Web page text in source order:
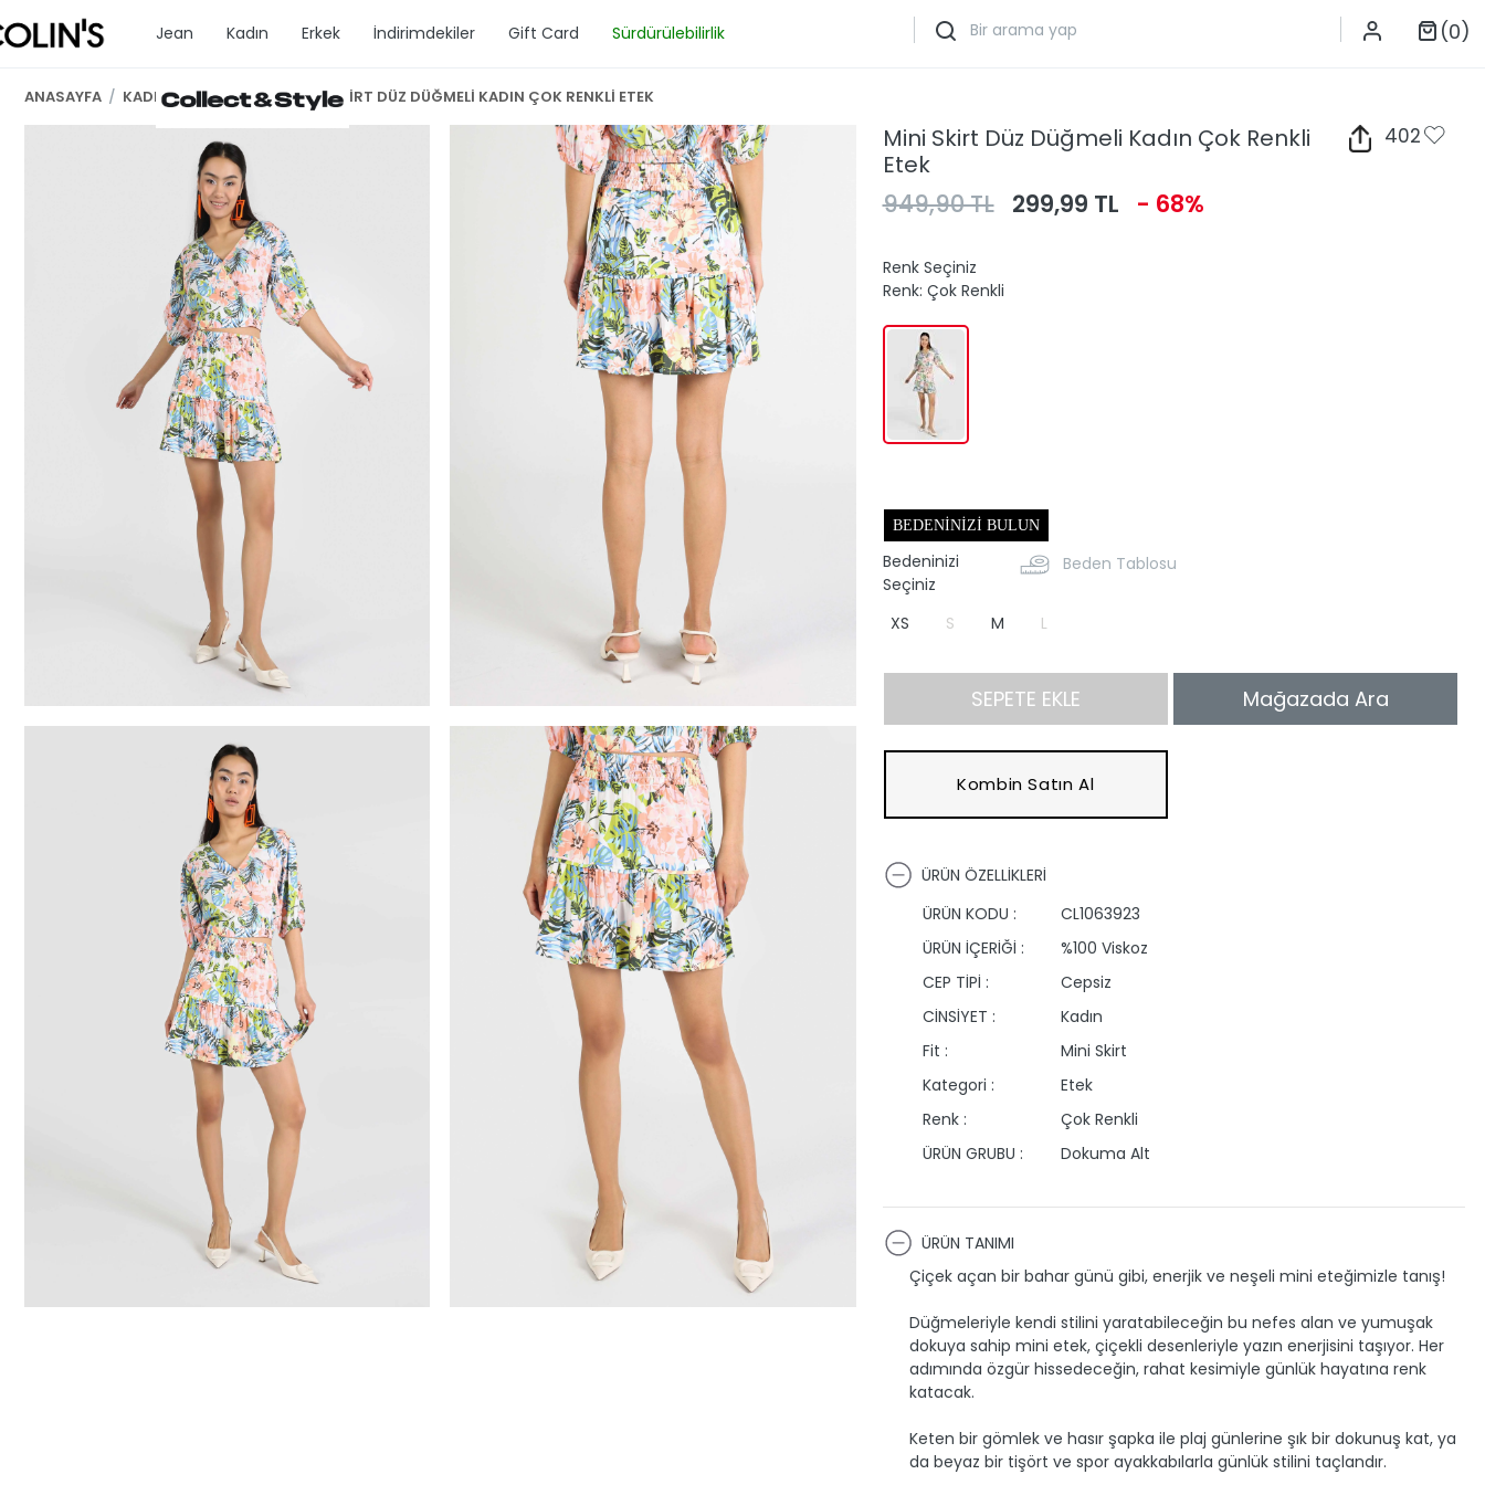
Jean Kadın Erkek İndirimdekiler Gift Card Sürdürülebilirlik (0)
ANASAYFA / KADIN GİYİM / ETEK / MİNİ SKİRT DÜZ DÜĞMELİ KADIN ÇOK RENKLİ ETEK
Mini Skirt Düz Düğmeli Kadın Çok Renkli
Etek
402
949,90 TL 299,99 TL - 68%
Renk Seçiniz
Renk: Çok Renkli
BEDENINIZI BULUN
Bedeninizi
Seçiniz
Beden Tablosu
XS S M L
SEPETE EKLE Mağazada Ara
Kombin Satın Al
ÜRÜN ÖZELLİKLERİ
ÜRÜN KODU :
CL1063923
ÜRÜN İÇERİĞİ :
%100 Viskoz
CEP TİPİ :
Cepsiz
CİNSİYET :
Kadın
Fit :
Mini Skirt
Kategori :
Etek
Renk :
Çok Renkli
ÜRÜN GRUBU :
Dokuma Alt
ÜRÜN TANIMI
Çiçek açan bir bahar günü gibi, enerjik ve neşeli mini eteğimizle tanış!
Düğmeleriyle kendi stilini yaratabileceğin bu nefes alan ve yumuşak
dokuya sahip mini etek, çiçekli desenleriyle yazın enerjisini taşıyor. Her
adımında özgür hissedeceğin, rahat kesimiyle günlük hayatına renk
katacak.
Keten bir gömlek ve hasır şapka ile plaj günlerine şık bir dokunuş kat, ya
da beyaz bir tişört ve spor ayakkabılarla günlük stilini taçlandır.